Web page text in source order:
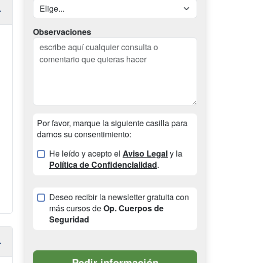
Observaciones
Por favor, marque la siguiente casilla para
darnos su consentimiento:
He leído y acepto el Aviso Legaly la
Política de Confidencialidad.
Deseo recibir la newsletter gratuita con
más cursos deOp. Cuerpos de
Seguridad